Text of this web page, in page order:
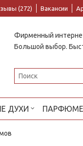
(272) Вакансии
Фирменный
Большой выбор.
ДУХИ